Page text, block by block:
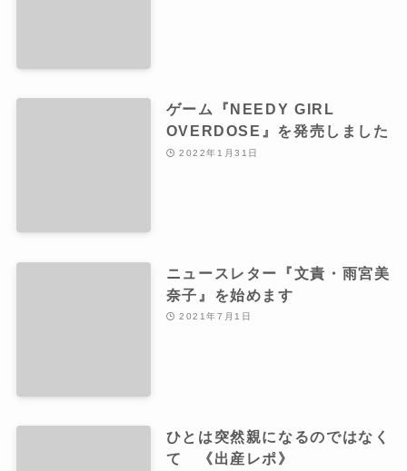
ゲーム『NEEDY GIRL
OVERDOSE』を発売しました
2022年1月31日
ニュースレター『文責・雨宮美
奈子』を始めます
2021年7月1日
ひとは突然親になるのではなく
て 《出産レポ》